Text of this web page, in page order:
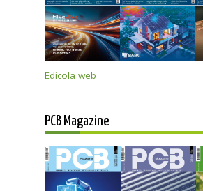
Edicola web
PCB Magazine